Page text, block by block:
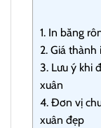
1. In băng
2. Giá thành
3. Lưu ý khi
xuân
4. Đơn vị
xuân đẹp